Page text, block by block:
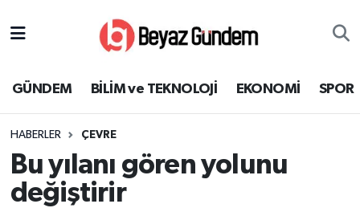
GÜNDEM BİLİM ve TEKNOLOJİ EKONOMİ SPOR
HABERLER ÇEVRE
Bu yılanı gören yolunu
değiştirir
EKONOMİ
SPOR
Süper Lig Puan Durumu ve Fikstür
Tüm Manşetler